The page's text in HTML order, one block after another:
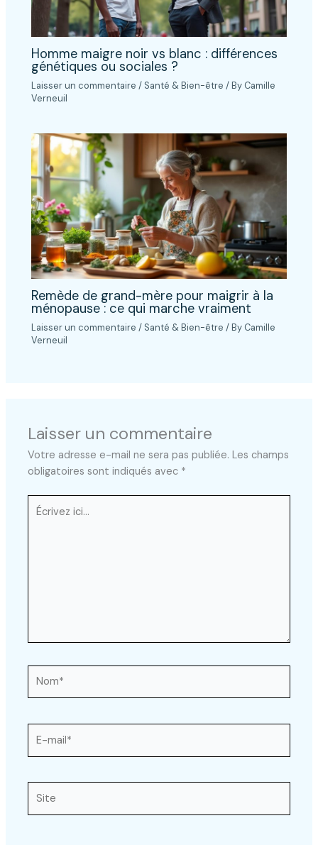
Homme maigre noir vs blanc : différences
génétiques ou sociales ?
Laisser un commentaire / Santé & Bien-être / By Camille
Verneuil
Remède de grand-mère pour maigrir à la
ménopause : ce qui marche vraiment
Laisser un commentaire / Santé & Bien-être / By Camille
Verneuil
Laisser un commentaire
Votre adresse e-mail ne sera pas publiée. Les champs
obligatoires sont indiqués avec *
Écrivez
ici…
mail*